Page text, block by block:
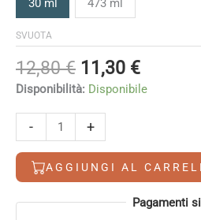
30 ml 473 ml
SVUOTA
12,80€ Il
prezzo
era:
12,80 €.
11,30 €Il
prezzo
Disponibilità: Disponibile
-
Yellow
quantità
+
AGGIUNGI AL
Alternative: Pagamenti